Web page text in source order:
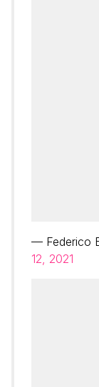
— Federico
12, 2021